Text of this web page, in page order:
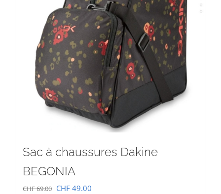
Sac à chaussures Dakine
BEGONIA
CHF69.00 Le
CHF 49.00